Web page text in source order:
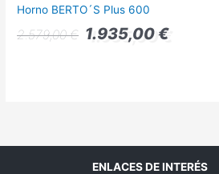
Horno BERTO´S Plus 600
2.579,00€ 1.935,00€
ENLACES DE INTERÉS